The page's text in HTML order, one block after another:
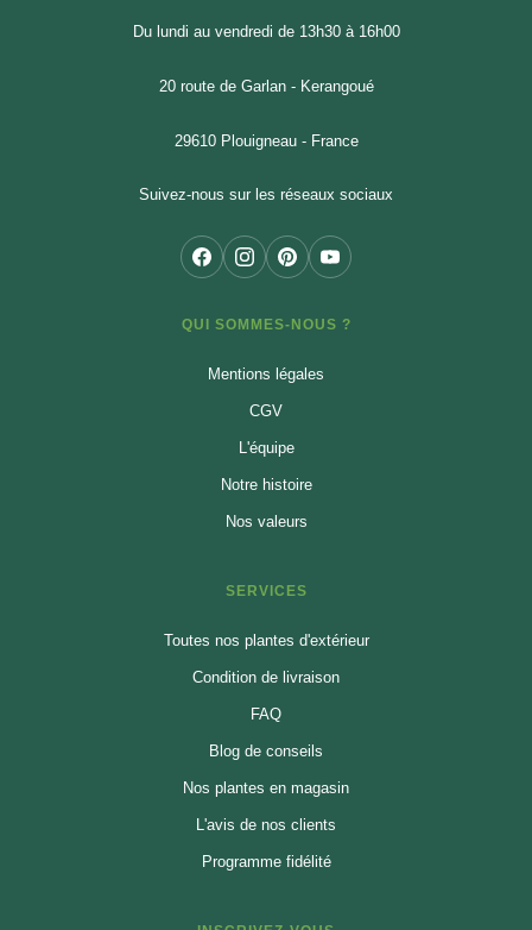
Du lundi au vendredi de 13h30 à 16h00
20 route de Garlan - Kerangoué
29610 Plouigneau - France
Suivez-nous sur les réseaux sociaux
QUI SOMMES-NOUS ?
Mentions légales
CGV
L'équipe
Notre histoire
Nos valeurs
SERVICES
Toutes nos plantes d'extérieur
Condition de livraison
FAQ
Blog de conseils
Nos plantes en magasin
L'avis de nos clients
Programme fidélité